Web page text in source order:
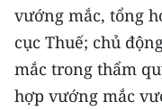
NHÂN DÂN HẰNG
MUA BÁO
ĐỌC BÁO IN
vướng mắc, tổng
cục Thuế; chủ
mắc trong thẩm
hợp vướng mắc